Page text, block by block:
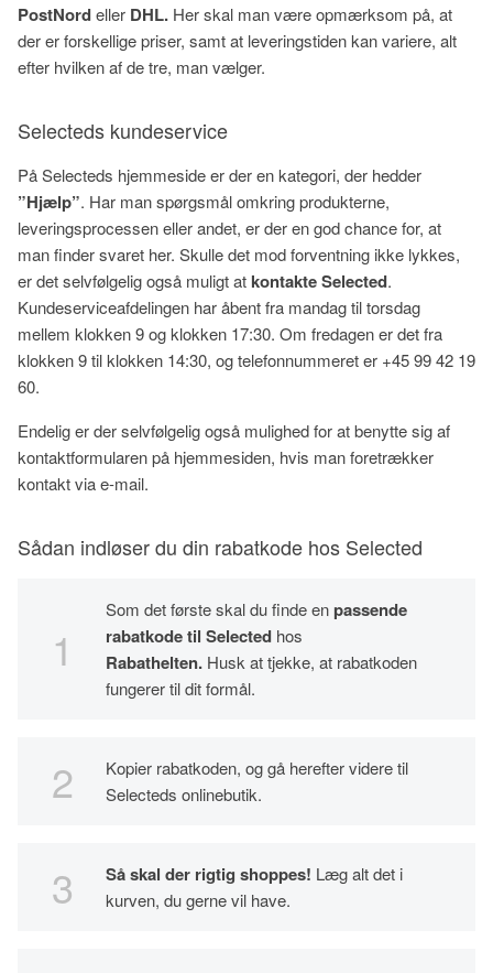
PostNordeller DHL. Her skal man være opmærksom på, at
der er forskellige priser, samt at leveringstiden kan variere, alt
efter hvilken af de tre, man vælger.
Selecteds kundeservice
På Selecteds hjemmeside er der en kategori, der hedder
”Hjælp”. Har man spørgsmål omkring produkterne,
leveringsprocessen eller andet, er der en god chance for, at
man finder svaret her. Skulle det mod forventning ikke lykkes,
er det selvfølgelig også muligt at kontakte Selected.
Kundeserviceafdelingen har åbent fra mandag til torsdag
mellem klokken 9 og klokken 17:30. Om fredagen er det fra
klokken 9 til klokken 14:30, og telefonnummeret er +45 99 42 19
60.
Endelig er der selvfølgelig også mulighed for at benytte sig af
kontaktformularen på hjemmesiden, hvis man foretrækker
kontakt via e-mail.
Sådan indløser du din rabatkode hos Selected
Som det første skal du finde enpassende
rabatkode til Selected hos
Rabathelten. Husk at tjekke, at rabatkoden
fungerer til dit formål.
Kopier rabatkoden, og gå herefter videre til
Selecteds onlinebutik.
Så skal der rigtig shoppes! Læg alt det i
kurven, du gerne vil have.